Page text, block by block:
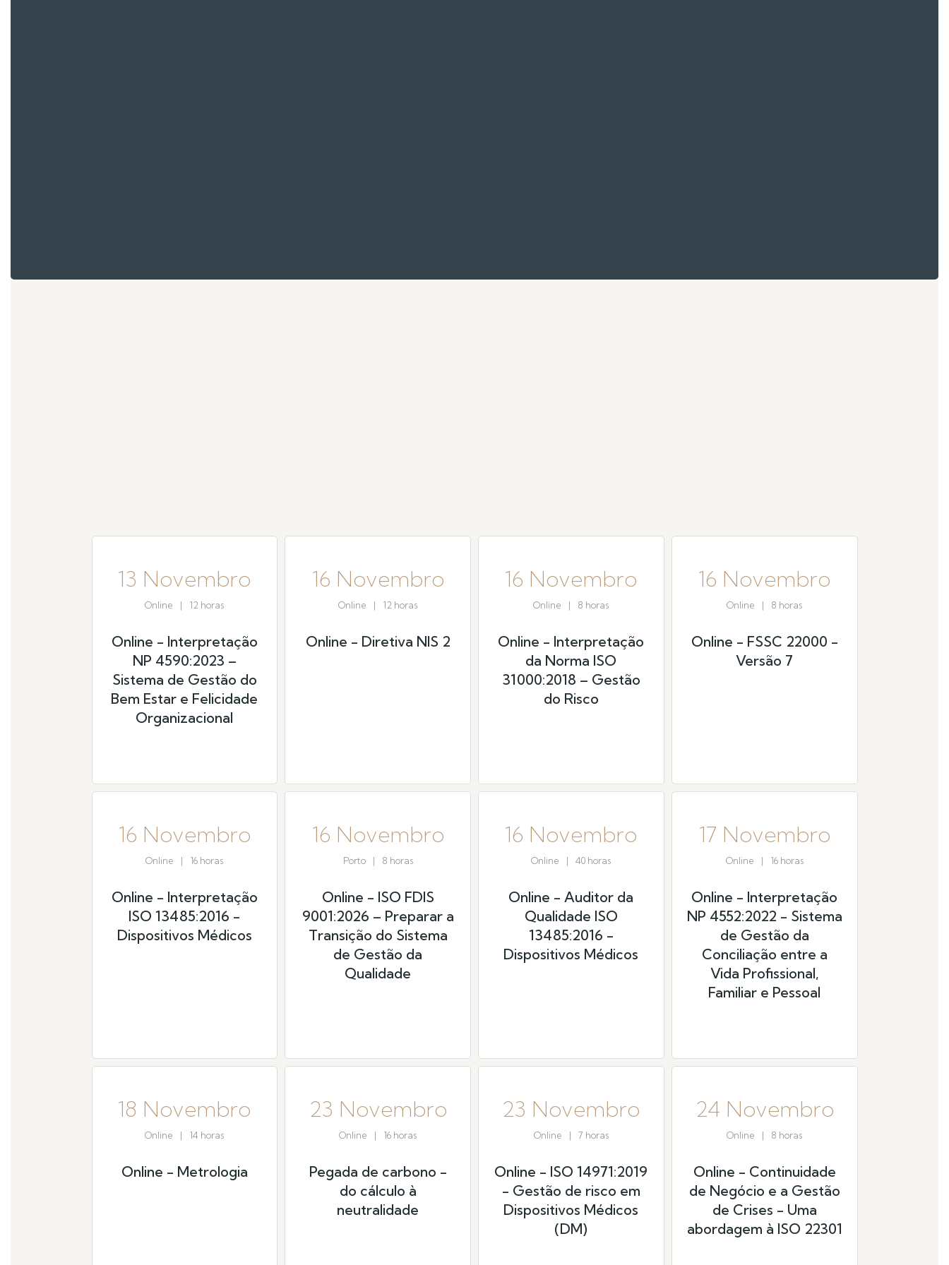
13 Novembro
Online | 12 horas
Online - Interpretação
NP 4590:2023 –
Sistema de Gestão do
Bem Estar e Felicidade
Organizacional
16 Novembro
Online | 12 horas
Online - Diretiva NIS 2
16 Novembro
Online | 8 horas
Online - Interpretação
da Norma ISO
31000:2018 – Gestão
do Risco
16 Novembro
Online | 8 horas
Online - FSSC 22000 -
Versão 7
16 Novembro
Online | 16 horas
Online - Interpretação
ISO 13485:2016 -
Dispositivos Médicos
16 Novembro
Porto | 8 horas
Online - ISO FDIS
9001:2026 – Preparar a
Transição do Sistema
de Gestão da
Qualidade
16 Novembro
Online | 40 horas
Online - Auditor da
Qualidade ISO
13485:2016 -
Dispositivos Médicos
17 Novembro
Online | 16 horas
Online - Interpretação
NP 4552:2022 - Sistema
de Gestão da
Conciliação entre a
Vida Profissional,
Familiar e Pessoal
18 Novembro
Online | 14 horas
Online - Metrologia
23 Novembro
Online | 16 horas
Pegada de carbono -
do cálculo à
neutralidade
23 Novembro
Online | 7 horas
Online - ISO 14971:2019
- Gestão de risco em
Dispositivos Médicos
(DM)
24 Novembro
Online | 8 horas
Online - Continuidade
de Negócio e a Gestão
de Crises - Uma
abordagem à ISO 22301